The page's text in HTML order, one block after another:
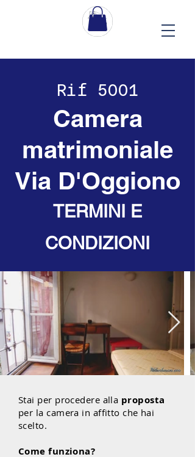
Rif 5001
Camera
matrimoniale
Via D'Oggiono
TERMINI E
CONDIZIONI
Stai per procedere alla proposta
per la camera in affitto che hai
scelto.
Come funziona?